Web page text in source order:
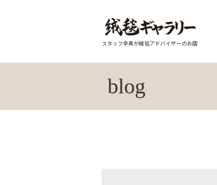
スタッフ全員が絨毯アドバイザーのお店
blog